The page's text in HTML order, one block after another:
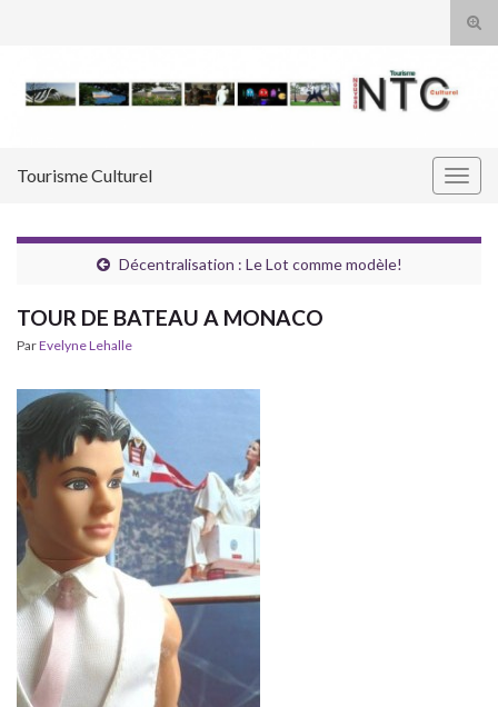
Tourisme Culturel
Décentralisation : Le Lot comme modèle!
TOUR DE BATEAU A MONACO
ParEvelyne Lehalle